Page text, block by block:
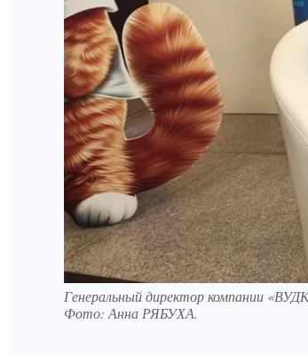
Генеральный директор компании
Фото: Анна РЯБУХА.